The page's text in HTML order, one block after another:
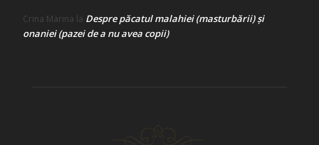
Crina Marina la Despre păcatul malahiei (masturbării) şi
onaniei (pazei de a nu avea copii)